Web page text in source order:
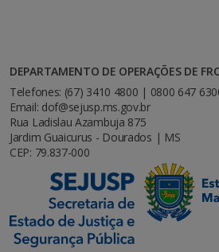
DEPARTAMENTO DE OPERAÇÕES DE
Telefones: (67) 3410 4800 | 0800 647
Email: dof@sejusp.ms.gov.br
Rua Ladislau Azambuja 875
Jardim Guaicurus - Dourados | MS
CEP: 79.837-000